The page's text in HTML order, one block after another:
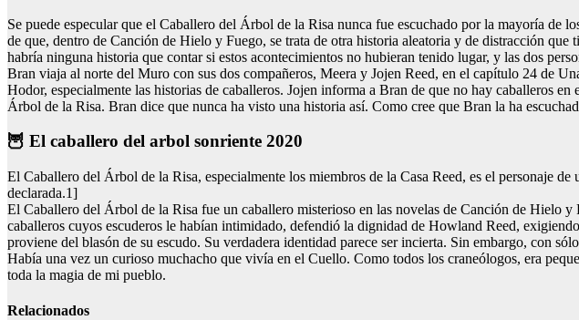
Se puede especular que el Caballero del Árbol de la Risa nunca fue escuchado por la mayoría de
de que, dentro de Canción de Hielo y Fuego, se trata de otra historia aleatoria y de distracción
habría ninguna historia que contar si estos acontecimientos no hubieran tenido lugar, y las dos
Bran viaja al norte del Muro con sus dos compañeros, Meera y Jojen Reed, en el capítulo 24 de
Hodor, especialmente las historias de caballeros. Jojen informa a Bran de que no hay caballeros
Árbol de la Risa. Bran dice que nunca ha visto una historia así. Como cree que Bran la ha
🦉 El caballero del arbol sonriente 2020
El Caballero del Árbol de la Risa, especialmente los miembros de la Casa Reed, es el personaje
declarada.1]
El Caballero del Árbol de la Risa fue un caballero misterioso en las novelas de Canción de Hielo
caballeros cuyos escuderos le habían intimidado, defendió la dignidad de Howland Reed,
proviene del blasón de su escudo. Su verdadera identidad parece ser incierta. Sin embargo, con
Había una vez un curioso muchacho que vivía en el Cuello. Como todos los craneólogos, era
toda la magia de mi pueblo.
Relacionados